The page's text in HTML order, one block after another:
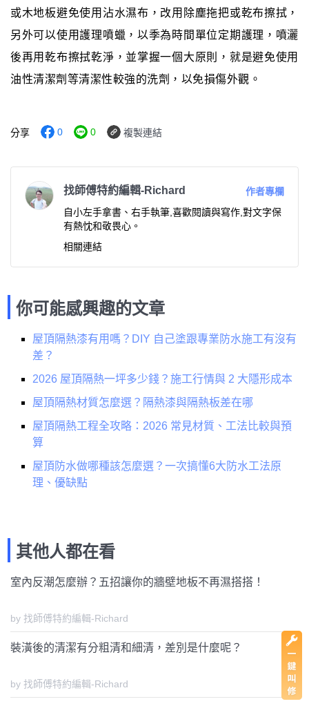
或木地板避免使用沾水濕布，改用除塵拖把或乾布擦拭，
另外可以使用護理噴蠟，以季為時間單位定期護理，噴灑
後再用乾布擦拭乾淨，並掌握一個大原則，就是避免使用
油性清潔劑等清潔性較強的洗劑，以免損傷外觀。
分享 0 0 複製連結
找師傅特約編輯-Richard
作者專欄
自小左手拿書、右手執筆,喜歡閱讀與寫作,對文字保
有熱忱和敬畏心。
相關連結
你可能感興趣的文章
屋頂隔熱漆有用嗎？DIY 自己塗跟專業防水施工有沒有
差？
2026 屋頂隔熱一坪多少錢？施工行情與 2 大隱形成本
屋頂隔熱材質怎麼選？隔熱漆與隔熱板差在哪
屋頂隔熱工程全攻略：2026 常見材質、工法比較與預
算
屋頂防水做哪種該怎麼選？一次搞懂6大防水工法原
理、優缺點
其他人都在看
室內反潮怎麼辦？五招讓你的牆壁地板不再濕搭搭！
by 找師傅特約編輯-Richard
裝潢後的清潔有分粗清和細清，差別是什麼呢？
by 找師傅特約編輯-Richard